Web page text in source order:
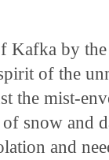
Kafka by
of the
the mist-
snow and
and